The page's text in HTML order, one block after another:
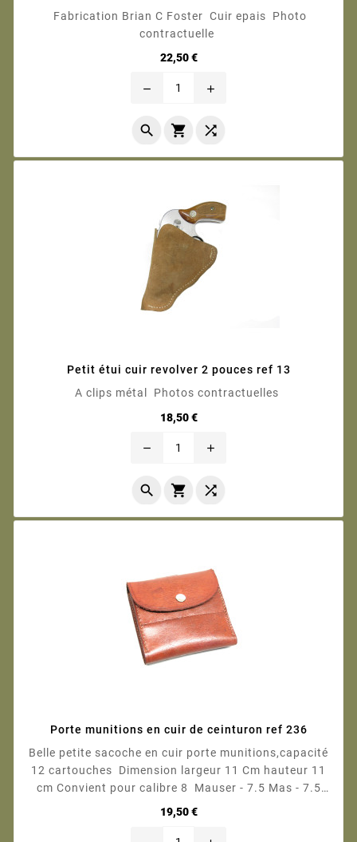
Fabrication Brian C Foster Cuir epais Photo
contractuelle
22,50 €Prix
remove add
  
Petit étui cuir revolver 2 pouces ref 13
A clips métal Photos contractuelles
18,50 €Prix
remove add
  
Porte munitions en cuir de ceinturon ref 236
Belle petite sacoche en cuir porte munitions,capacité
12 cartouches Dimension largeur 11 Cm hauteur 11
cm Convient pour calibre 8 Mauser - 7.5 Mas - 7.5
Suisse - 30-06 - ect ectet calibre similaire Photo
19,50 €Prix